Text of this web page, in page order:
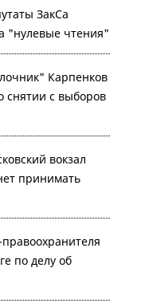
ЗакСа
"нулевые чтения"
Карпенков
снятии с выборов
вокзал
принимать
правоохранителя
по делу об